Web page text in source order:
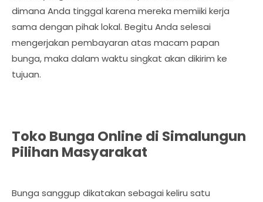
dimana Anda tinggal karena mereka memiiki kerja
sama dengan pihak lokal. Begitu Anda selesai
mengerjakan pembayaran atas macam papan
bunga, maka dalam waktu singkat akan dikirim ke
tujuan.
Toko Bunga Online di Simalungun
Pilihan Masyarakat
Bunga sanggup dikatakan sebagai keliru satu